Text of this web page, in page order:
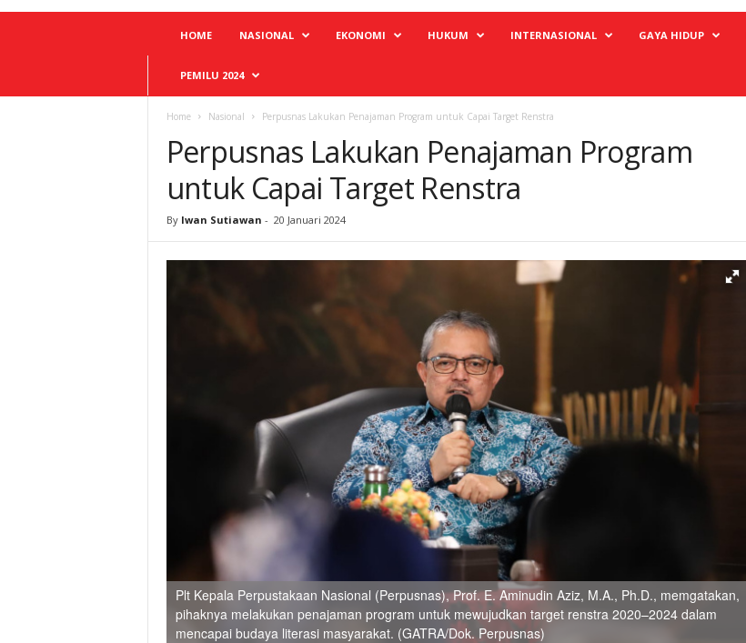
HOME NASIONAL EKONOMI HUKUM INTERNASIONAL GAYA HIDUP
PEMILU 2024
Home Nasional Perpusnas Lakukan Penajaman Program untuk Capai Target Renstra
Perpusnas Lakukan Penajaman Program
untuk Capai Target Renstra
By Iwan Sutiawan - 20 Januari 2024
Plt Kepala Perpustakaan Nasional (Perpusnas), Prof. E. Aminudin Aziz, M.A., Ph.D., memgatakan,
pihaknya melakukan penajaman program untuk mewujudkan target renstra 2020–2024 dalam
mencapai budaya literasi masyarakat. (GATRA/Dok. Perpusnas)